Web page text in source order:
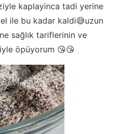
kaplayinca tadi yerine
ile bu kadar kaldi😅uzun
sağlık tariflerinin ve
öpüyorum 😘😘